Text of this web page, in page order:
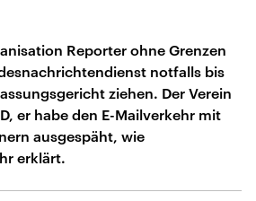
Reporter ohne Grenzen
notfalls bis
ziehen. Der Verein
er habe den E-Mailverkehr mit
ausgespäht, wie
erklärt.